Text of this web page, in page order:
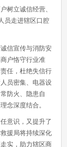
立诚信经营、
员走进辖区口腔
信宣传与消防安
户恪守行业准
任，杜绝失信行
员密集、电器设
防火、隐患自
念深度结合。
意识，又提升了
援局将持续深化
实，助力辖区商